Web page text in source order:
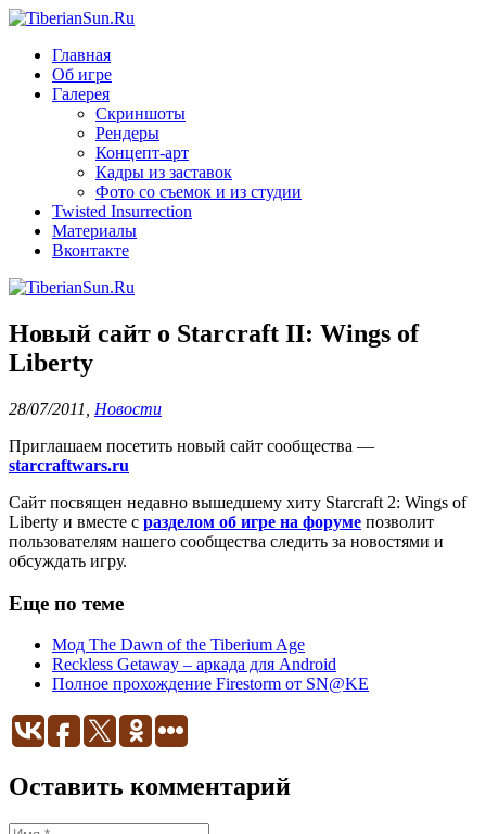
Главная
Об игре
Галерея
Скриншоты
Рендеры
Концепт-арт
Кадры из заставок
Фото со съемок и из студии
Twisted Insurrection
Материалы
Вконтакте
Новый сайт о Starcraft II: Wings of
Liberty
28/07/2011
Новости
Приглашаем посетить новый сайт сообщества —
starcraftwars.ru
Сайт посвящен недавно вышедшему хиту Starcraft 2: Wings of
Liberty и вместе с разделом об игре на форуме позволит
пользователям нашего сообщества следить за новостями и
обсуждать игру.
Еще по теме
Мод The Dawn of the Tiberium Age
Reckless Getaway – аркада для Android
Полное прохождение Firestorm от SN@KE
Оставить комментарий